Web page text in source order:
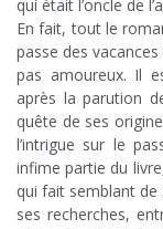
qui était l’oncle de
En fait, tout le
passe des
pas amoureux. Il
après la parution
quête de ses
l’intrigue sur le
infime partie du
qui fait semblant de
ses recherches,